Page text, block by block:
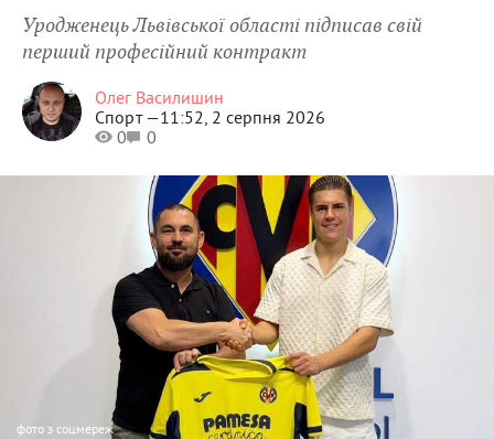
Уродженець Львівської області підписав свій
перший професійний контракт
Олег Василишин
Спорт —11:52, 2 серпня 2026
0
0
фото з соцмереж